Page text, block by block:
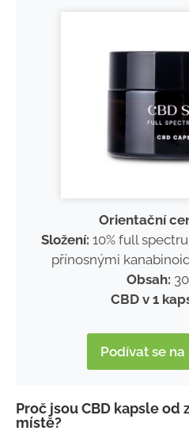
Orientační
Složení: 10% full
přínosnými
Obsah:
CBD v 1
Podívat se
Proč jsou CBD kapsle od
místě?